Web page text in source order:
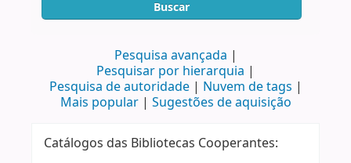
Buscar
Pesquisa avançada
Pesquisar por hierarquia
Pesquisa de autoridade
Nuvem de tags
Mais popular
Sugestões de aquisição
Catálogos das Bibliotecas Cooperantes: